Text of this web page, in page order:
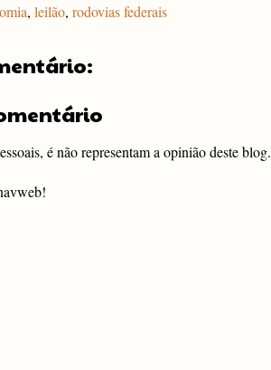
, leilão, rodovias federais
é não representam a opinião deste blog.